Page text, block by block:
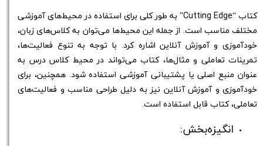
کتاب “Cutting Edge” به طور کلی برای استفاده در محیط‌های آموزشی
مختلف مناسب است. از جمله این محیط‌ها می‌توان به کلاس‌های زبان،
خودآموزی و آموزش آنلاین اشاره کرد. با توجه به تنوع فعالیت‌ها،
تمرینات تعاملی و مثال‌ها، کتاب می‌تواند در محیط کلاس درس به
عنوان منبع اصلی یا پشتیبانی آموزشی استفاده شود. همچنین، برای
خودآموزی و آموزش آنلاین نیز به دلیل طراحی مناسب و فعالیت‌های
تعاملی، کتاب قابل استفاده است.
انگیزه‌بخش: